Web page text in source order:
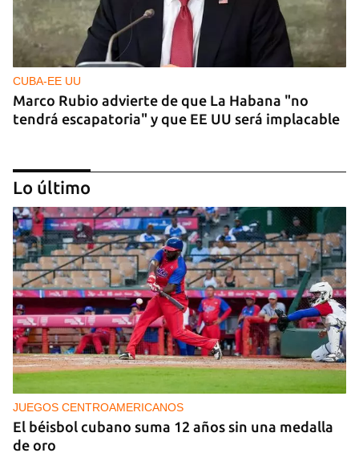
CUBA-EE UU
Marco Rubio advierte de que La Habana "no
tendrá escapatoria" y que EE UU será implacable
PODCAST
Cafecito informativo del viernes 7 de agosto de
2026
Lo último
JUEGOS CENTROAMERICANOS
El béisbol cubano suma 12 años sin una medalla
de oro